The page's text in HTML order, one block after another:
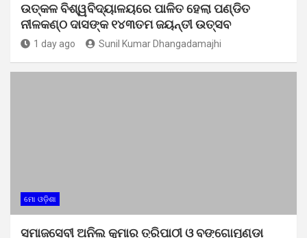
ଉତ୍କଳ ବିଶ୍ୱବିଦ୍ୟାଳୟରେ ପାଳିତ ହେଲା ପଣ୍ଡିତ
ନୀଳକଣ୍ଠ ଦାସଙ୍କ ୧୪୩ତମ ଜୟନ୍ତୀ ଉତ୍ସବ
1 day ago Sunil Kumar Dhangadamajhi
ମୋ ଓଡ଼ିଶା
ସମାଜସେବୀ ଅନିଲ କୁମାର ତ୍ରିପାଠୀ ଓ ବଙ୍ଗୋମୁଣ୍ଡା